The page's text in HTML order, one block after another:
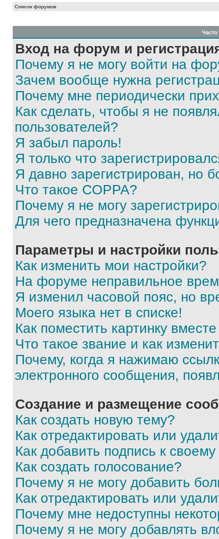
Список форумов
Вход на форум и
Почему я не могу войти на
Зачем вообще нужна
Почему мне периодически
Как сделать, чтобы я не
пользователей?
Я забыл пароль!
Я только что
Я давно зарегистрирован, но
Что такое COPPA?
Почему я не могу
Для чего предназначена
Параметры и настройки
Как изменить мои настройки?
На форуме неправильное
Я изменил часовой пояс, но
Моего языка нет в списке!
Как поместить картинку
Что такое звание и как
Почему, когда я нажимаю
электронного сообщения,
Создание и размещение
Как создать новую тему?
Как отредактировать или
Как добавить подпись к
Как создать голосование?
Почему я не могу добавить
Как отредактировать или
Почему мне недоступны
Почему я не могу добавлять